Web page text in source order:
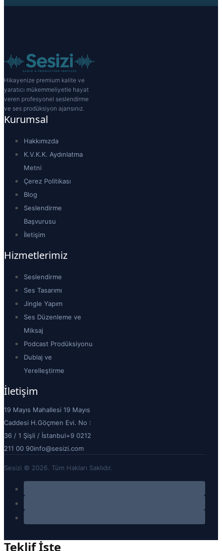
Hikayenize premium kalite ve
yaratıcı mükemmeliyetle hayat
veren profesyonel seslendirme
ve ses prodüksiyon ajansınız.
Kurumsal
Hakkımızda
K.V.K.K. Aydınlatma
Metni
Çerez Politikası
Blog
Seslendirme
Başvurusu
İletişim
Hizmetlerimiz
Seslendirme
Ses Tasarımı
Jingle Yapım
Ses Düzenleme ve
Miksaj
Podcast Prodüksiyonu
Dublaj ve
Yerelleştirme
İletişim
19 Mayıs Mahallesi 19 Mayıs
Caddesi H.Göçmen Evi. No :
36 / 1 Şişli / İstanbul+9 0212
211 00 90info@sesizi.com
Sesizi © 2026. Tüm Hakları Saklıdır.
Teklif İste